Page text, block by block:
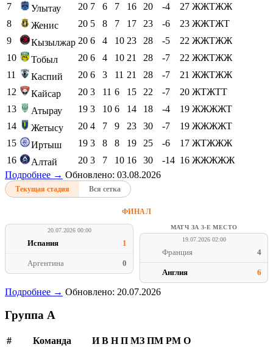
7
Улытау 20 7 6 7 16 20 -4 27 ЖЖТЖЖ
8
Женис 20 5 8 7 17 23 -6 23 ЖЖТЖТ
9
Кызылжар 20 6 4 10 23 28 -5 22 ЖЖТЖЖ
10
Тобыл 20 6 4 10 21 28 -7 22 ЖЖТЖЖ
11
Каспий 20 6 3 11 21 28 -7 21 ЖЖТЖЖ
12
Кайсар 20 3 11 6 15 22 -7 20 ЖТЖТТ
13
Атырау 19 3 10 6 14 18 -4 19 ЖЖЖЖТ
14
Жетысу 20 4 7 9 23 30 -7 19 ЖЖЖЖТ
15
Иртыш 19 3 8 8 19 25 -6 17 ЖТЖЖЖ
16
Алтай 20 3 7 10 16 30 -14 16 ЖЖЖЖЖ
Подробнее → Обновлено: 03.08.2026
Текущая стадия Вся сетка
ФИНАЛ
20.07.2026 00:00
Испания 1
Аргентина 0
МАТЧ ЗА 3-Е МЕСТО
19.07.2026 02:00
Франция 4
Англия 6
Подробнее → Обновлено: 20.07.2026
Группа A
# Команда И В Н П МЗ ПМ РМ О